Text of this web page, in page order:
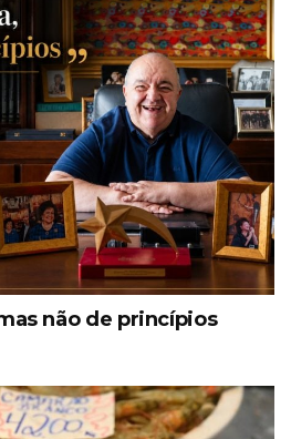
não de princípios